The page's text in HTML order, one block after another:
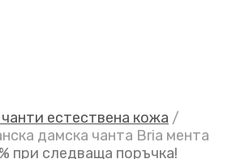
естествена кожа /
дамска чанта Bria мента
при следваща поръчка!